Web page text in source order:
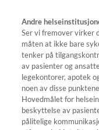
Andre
Ser vi fremover virker
måten at ikke bare
tenker på
av pasienter og
legekontorer, apotek
noen av disse
Hovedmålet for
beskyttelse av
pålitelige